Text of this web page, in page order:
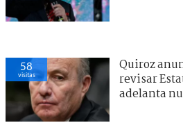
58
visitas
Quiroz
revisar
adelanta